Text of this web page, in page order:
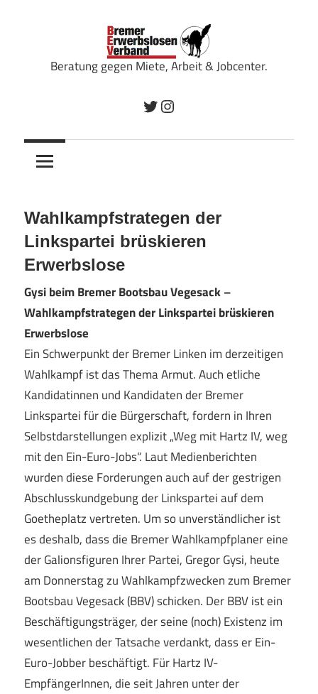
Bremer
Erwerbslosenverband
Beratung gegen Miete, Arbeit & Jobcenter.
TwitterInstagram
Wahlkampfstrategen der
Linkspartei brüskieren
Erwerbslose
Gysi beim Bremer Bootsbau Vegesack –
Wahlkampfstrategen der Linkspartei brüskieren
Erwerbslose
Ein Schwerpunkt der Bremer Linken im derzeitigen
Wahlkampf ist das Thema Armut. Auch etliche
Kandidatinnen und Kandidaten der Bremer
Linkspartei für die Bürgerschaft, fordern in Ihren
Selbstdarstellungen explizit „Weg mit Hartz IV, weg
mit den Ein-Euro-Jobs“. Laut Medienberichten
wurden diese Forderungen auch auf der gestrigen
Abschlusskundgebung der Linkspartei auf dem
Goetheplatz vertreten. Um so unverständlicher ist
es deshalb, dass die Bremer Wahlkampfplaner eine
der Galionsfiguren Ihrer Partei, Gregor Gysi, heute
am Donnerstag zu Wahlkampfzwecken zum Bremer
Bootsbau Vegesack (BBV) schicken. Der BBV ist ein
Beschäftigungsträger, der seine (noch) Existenz im
wesentlichen der Tatsache verdankt, dass er Ein-
Euro-Jobber beschäftigt. Für Hartz IV-
EmpfängerInnen, die seit Jahren unter der